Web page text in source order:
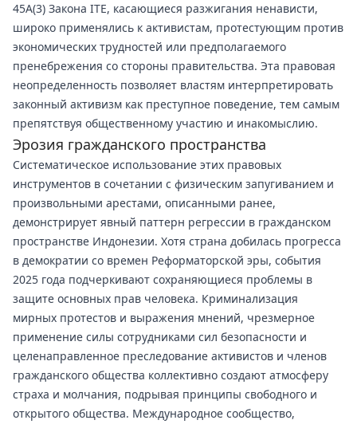
45A(3) Закона ITE, касающиеся разжигания ненависти,
широко применялись к активистам, протестующим против
экономических трудностей или предполагаемого
пренебрежения со стороны правительства. Эта правовая
неопределенность позволяет властям интерпретировать
законный активизм как преступное поведение, тем самым
препятствуя общественному участию и инакомыслию.
Эрозия гражданского пространства
Систематическое использование этих правовых
инструментов в сочетании с физическим запугиванием и
произвольными арестами, описанными ранее,
демонстрирует явный паттерн регрессии в гражданском
пространстве Индонезии. Хотя страна добилась прогресса
в демократии со времен Реформаторской эры, события
2025 года подчеркивают сохраняющиеся проблемы в
защите основных прав человека. Криминализация
мирных протестов и выражения мнений, чрезмерное
применение силы сотрудниками сил безопасности и
целенаправленное преследование активистов и членов
гражданского общества коллективно создают атмосферу
страха и молчания, подрывая принципы свободного и
открытого общества. Международное сообщество,